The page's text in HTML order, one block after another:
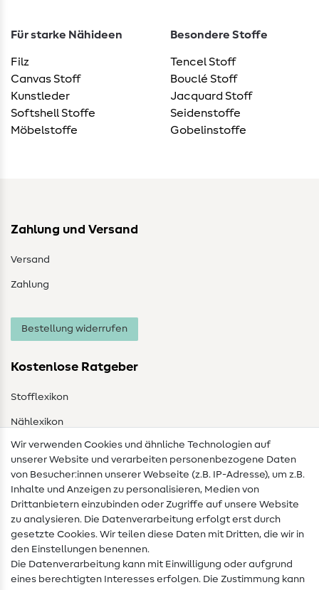
Für starke Nähideen
Filz
Canvas Stoff
Kunstleder
Softshell Stoffe
Möbelstoffe
Besondere Stoffe
Tencel Stoff
Bouclé Stoff
Jacquard Stoff
Seidenstoffe
Gobelinstoffe
Zahlung und Versand
Versand
Zahlung
Bestellung widerrufen
Kostenlose Ratgeber
Stofflexikon
Nählexikon
Nähanleitungen
Hilfe & Kontakt
Kontakt
Infos zum Betreiberwechsel
Widerrufsrecht
Wir verwenden Cookies und ähnliche Technologien auf
unserer Website und verarbeiten personenbezogene Daten
von Besucher:innen unserer Webseite (z.B. IP-Adresse), um z.B.
Inhalte und Anzeigen zu personalisieren, Medien von
Drittanbietern einzubinden oder Zugriffe auf unsere Website
zu analysieren. Die Datenverarbeitung erfolgt erst durch
gesetzte Cookies. Wir teilen diese Daten mit Dritten, die wir in
den Einstellungen benennen.
Die Datenverarbeitung kann mit Einwilligung oder aufgrund
eines berechtigten Interesses erfolgen. Die Zustimmung kann